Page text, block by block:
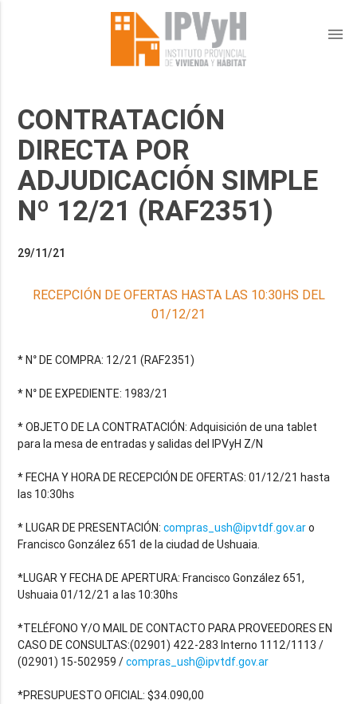
menu
CONTRATACIÓN
DIRECTA POR
ADJUDICACIÓN SIMPLE
Nº 12/21 (RAF2351)
29/11/21
RECEPCIÓN DE OFERTAS HASTA LAS 10:30HS DEL
01/12/21
* N° DE COMPRA: 12/21 (RAF2351)
* N° DE EXPEDIENTE: 1983/21
* OBJETO DE LA CONTRATACIÓN: Adquisición de una tablet
para la mesa de entradas y salidas del IPVyH Z/N
* FECHA Y HORA DE RECEPCIÓN DE OFERTAS: 01/12/21 hasta
las 10:30hs
* LUGAR DE PRESENTACIÓN:compras_ush@ipvtdf.gov.aro
Francisco González 651 de la ciudad de Ushuaia.
*LUGAR Y FECHA DE APERTURA: Francisco González 651,
Ushuaia 01/12/21 a las 10:30hs
*TELÉFONO Y/O MAIL DE CONTACTO PARA PROVEEDORES EN
CASO DE CONSULTAS:(02901) 422-283 Interno 1112/1113 /
(02901) 15-502959 /compras_ush@ipvtdf.gov.ar